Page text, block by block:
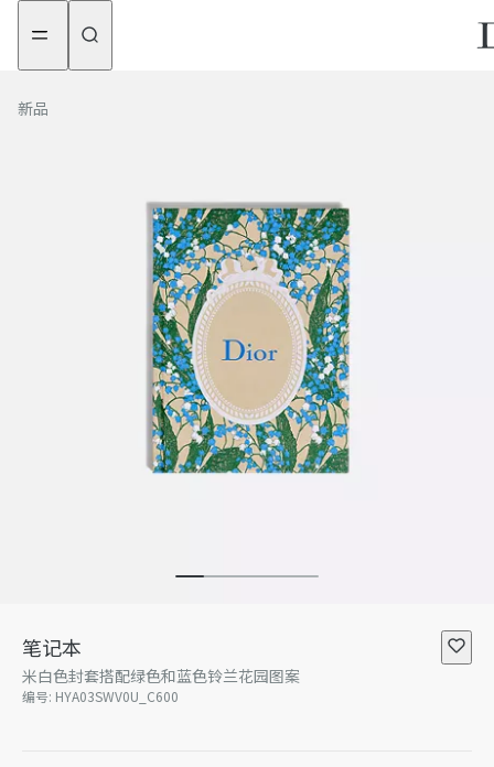
aria_goToMenu
aria_goToContent
新品
笔记本
米白色封套搭配绿色和蓝色铃兰花园图案
编号: HYA03SWV0U_C600